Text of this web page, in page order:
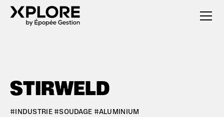
STIRWELD
#INDUSTRIE #SOUDAGE #ALUMINIUM